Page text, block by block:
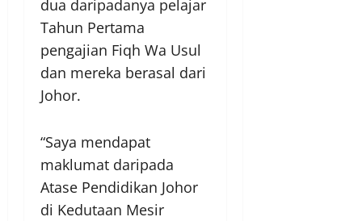
dua daripadanya pelajar
Tahun Pertama
pengajian Fiqh Wa Usul
dan mereka berasal dari
Johor.
“Saya mendapat
maklumat daripada
Atase Pendidikan Johor
di Kedutaan Mesir